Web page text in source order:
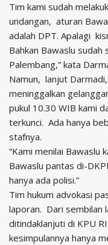
Tim kami sudah
undangan, aturan
adalah DPT. Apalagi
Bahkan Bawaslu
Palembang,” kata
Namun, lanjut
meninggalkan
pukul 10.30 WIB kami
terkunci. Ada hanya
stafnya.
“Kami menilai Bawaslu
Bawaslu pantas di-
hanya ada polisi.”
Tim hukum advokasi
laporan. Dari sembilan
ditindaklanjuti di KPU
kesimpulannya hanya